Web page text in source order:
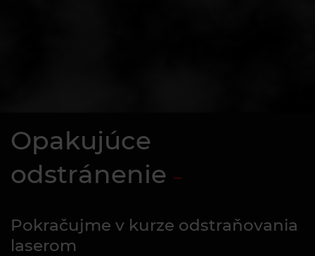
Opakujúce
odstránenie
Pokračujme v kurze odstraňovania
laserom